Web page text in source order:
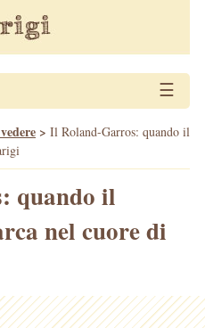
☰
> Il Roland-Garros: quando il
quando il
nel cuore di